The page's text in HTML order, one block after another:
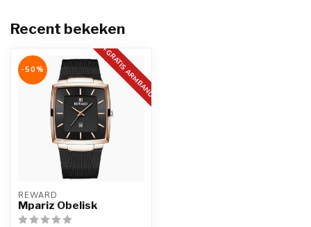
Recent bekeken
+GRATIS ARMBAND
-50%
REWARD
Mpariz Obelisk